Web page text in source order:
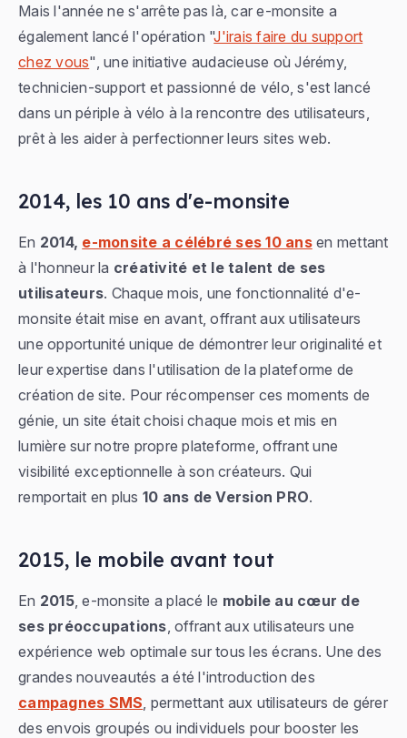
Mais l'année ne s'arrête pas là, car e-monsite a
également lancé l'opération "J'irais faire du support
chez vous", une initiative audacieuse où Jérémy,
technicien-support et passionné de vélo, s'est lancé
dans un périple à vélo à la rencontre des utilisateurs,
prêt à les aider à perfectionner leurs sites web.
2014, les 10 ans d'e-monsite
En 2014, e-monsite a célébré ses 10 ansen mettant
à l'honneur la créativité et le talent de ses
utilisateurs. Chaque mois, une fonctionnalité d'e-
monsite était mise en avant, offrant aux utilisateurs
une opportunité unique de démontrer leur originalité et
leur expertise dans l'utilisation de la plateforme de
création de site. Pour récompenser ces moments de
génie, un site était choisi chaque mois et mis en
lumière sur notre propre plateforme, offrant une
visibilité exceptionnelle à son créateurs. Qui
remportait en plus 10 ans de Version PRO.
2015, le mobile avant tout
En 2015, e-monsite a placé le mobile au cœur de
ses préoccupations , offrant aux utilisateurs une
expérience web optimale sur tous les écrans. Une des
grandes nouveautés a été l'introduction des
campagnes SMS , permettant aux utilisateurs de gérer
des envois groupés ou individuels pour booster les